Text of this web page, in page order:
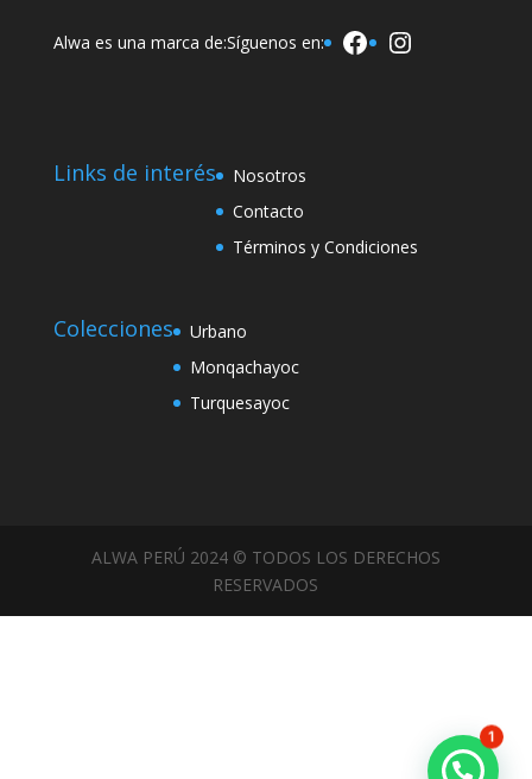
Alwa es una marca de:Síguenos en: Facebook
Instagram
Links de interés
Nosotros
Contacto
Términos y Condiciones
Colecciones
Urbano
Monqachayoc
Turquesayoc
ALWA PERÚ 2024 © TODOS LOS DERECHOS
RESERVADOS
1